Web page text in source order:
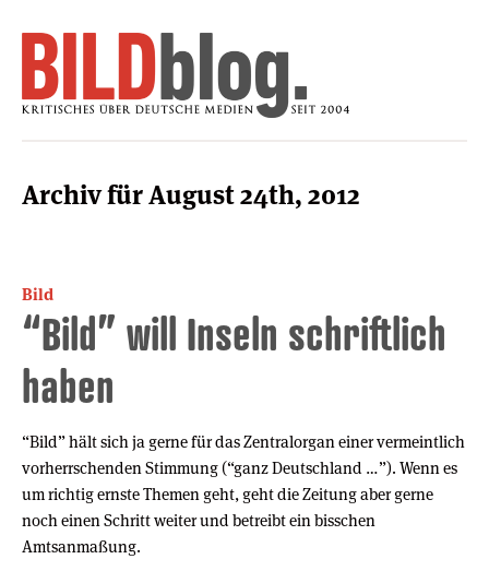
Archiv für August 24th, 2012
Bild
“Bild” will Inseln schriftlich
haben
“Bild” hält sich ja gerne für das Zentralorgan einer vermeintlich
vorherrschenden Stimmung (“ganz Deutschland …”). Wenn es
um richtig ernste Themen geht, geht die Zeitung aber gerne
noch einen Schritt weiter und betreibt ein bisschen
Amtsanmaßung.